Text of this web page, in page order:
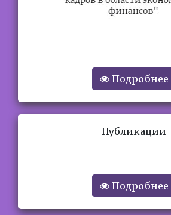
Подробнее
Публикации
Подробнее